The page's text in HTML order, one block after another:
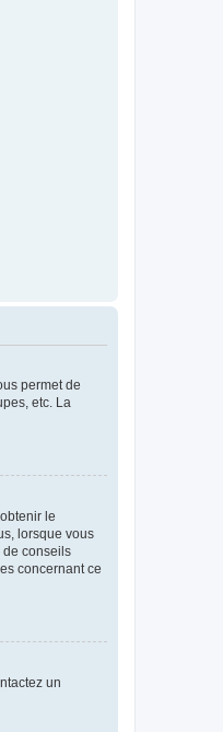
permet de
etc. La
le
lorsque vous
de conseils
concernant ce
un